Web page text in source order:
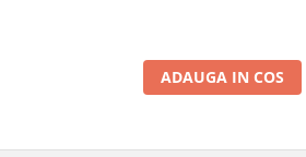
ADAUGA IN COS